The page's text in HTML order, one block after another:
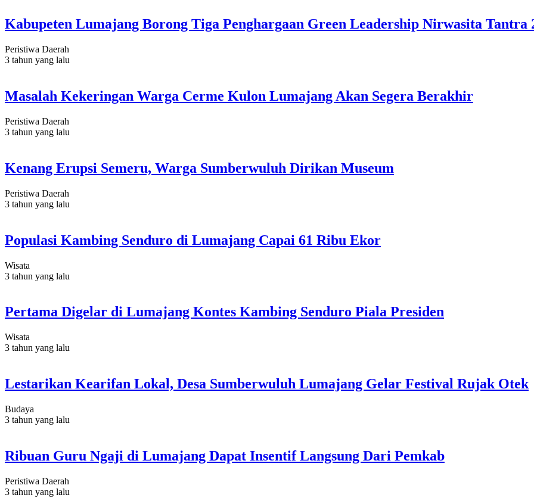
Kabupeten Lumajang Borong Tiga Penghargaan Green Leadership Nirwasita Tantra
Peristiwa Daerah
3 tahun yang lalu
Masalah Kekeringan Warga Cerme Kulon Lumajang Akan Segera Berakhir
Peristiwa Daerah
3 tahun yang lalu
Kenang Erupsi Semeru, Warga Sumberwuluh Dirikan Museum
Peristiwa Daerah
3 tahun yang lalu
Populasi Kambing Senduro di Lumajang Capai 61 Ribu Ekor
Wisata
3 tahun yang lalu
Pertama Digelar di Lumajang Kontes Kambing Senduro Piala Presiden
Wisata
3 tahun yang lalu
Lestarikan Kearifan Lokal, Desa Sumberwuluh Lumajang Gelar Festival Rujak Otek
Budaya
3 tahun yang lalu
Ribuan Guru Ngaji di Lumajang Dapat Insentif Langsung Dari Pemkab
Peristiwa Daerah
3 tahun yang lalu